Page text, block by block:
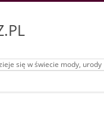
się w świecie mody, urody